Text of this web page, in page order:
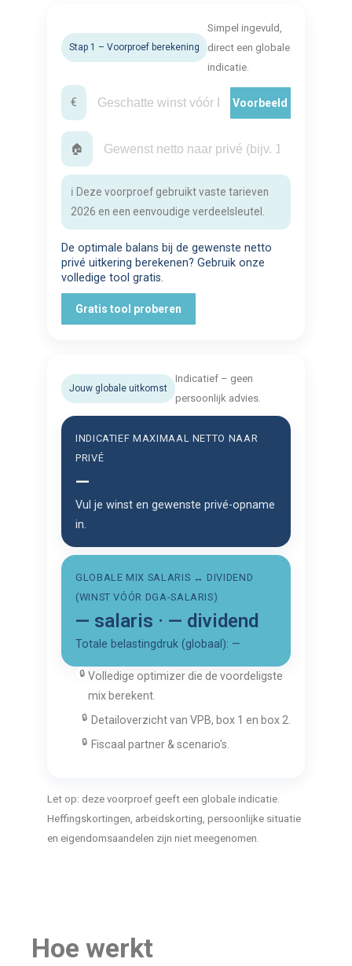
Stap 1 – Voorproef berekening
Simpel ingevuld,
direct een globale
indicatie.
€ Voorbeeld
🏠
ℹ️ Deze voorproef gebruikt vaste tarieven
2026 en een eenvoudige verdeelsleutel.
De optimale balans bij de gewenste netto
privé uitkering berekenen? Gebruik onze
volledige tool gratis.
Gratis tool proberen
Jouw globale uitkomst
Indicatief – geen
persoonlijk advies.
INDICATIEF MAXIMAAL NETTO NAAR
PRIVÉ
—
Vul je winst en gewenste privé-opname
in.
GLOBALE MIX SALARIS ↔ DIVIDEND
(WINST VÓÓR DGA-SALARIS)
— salaris · — dividend
Totale belastingdruk (globaal): —
🔒 Volledige optimizer die de voordeligste
mix berekent.
🔒 Detailoverzicht van VPB, box 1 en box 2.
🔒 Fiscaal partner & scenario’s.
Let op: deze voorproef geeft een globale indicatie.
Heffingskortingen, arbeidskorting, persoonlijke situatie
en eigendomsaandelen zijn niet meegenomen.
Hoe werkt